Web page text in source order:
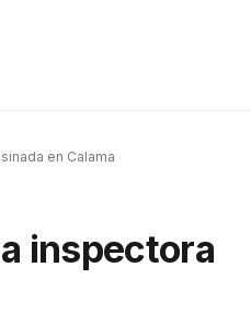
en Calama
inspectora